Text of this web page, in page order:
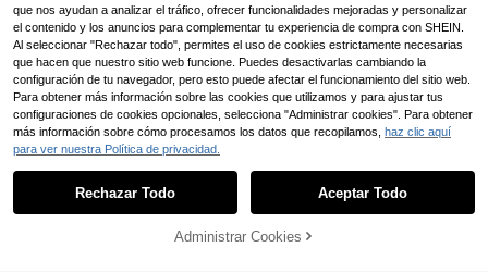
COMPRAR AHORA
que nos ayudan a analizar el tráfico, ofrecer funcionalidades mejoradas y personalizar
el contenido y los anuncios para complementar tu experiencia de compra con SHEIN.
Al seleccionar "Rechazar todo", permites el uso de cookies estrictamente necesarias
que hacen que nuestro sitio web funcione. Puedes desactivarlas cambiando la
configuración de tu navegador, pero esto puede afectar el funcionamiento del sitio web.
Para obtener más información sobre las cookies que utilizamos y para ajustar tus
configuraciones de cookies opcionales, selecciona "Administrar cookies". Para obtener
más información sobre cómo procesamos los datos que recopilamos, haz clic aquí
para ver nuestra Política de privacidad.
Rechazar Todo Aceptar Todo
Administrar Cookies